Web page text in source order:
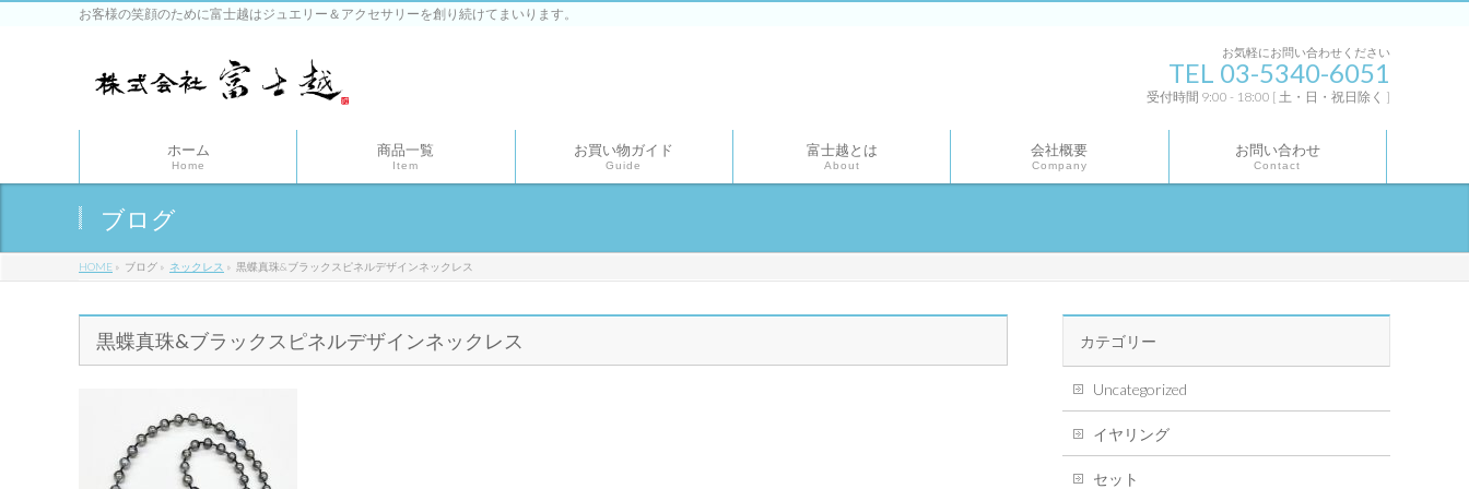
お客様の笑顔のために富士越はジュエリー＆アクセサリーを創り続けてまいります。
お気軽にお問い合わせください
TEL 03-5340-6051
受付時間 9:00 - 18:00 [ 土・日・祝日除く ]
ホーム
Home
商品一覧
Item
お買い物ガイド
Guide
富士越とは
About
会社概要
Company
お問い合わせ
Contact
ブログ
HOME » ブログ » ネックレス » 黒蝶真珠&ブラックスピネルデザインネックレス
黒蝶真珠&ブラックスピネルデザインネックレス カテゴリー
Uncategorized
イヤリング
セット